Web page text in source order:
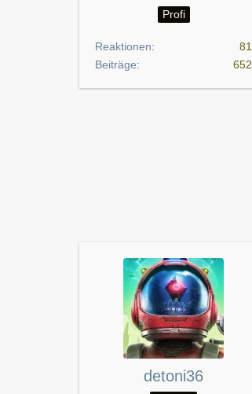
Profi
Reaktionen
81
Beiträge
652
detoni36